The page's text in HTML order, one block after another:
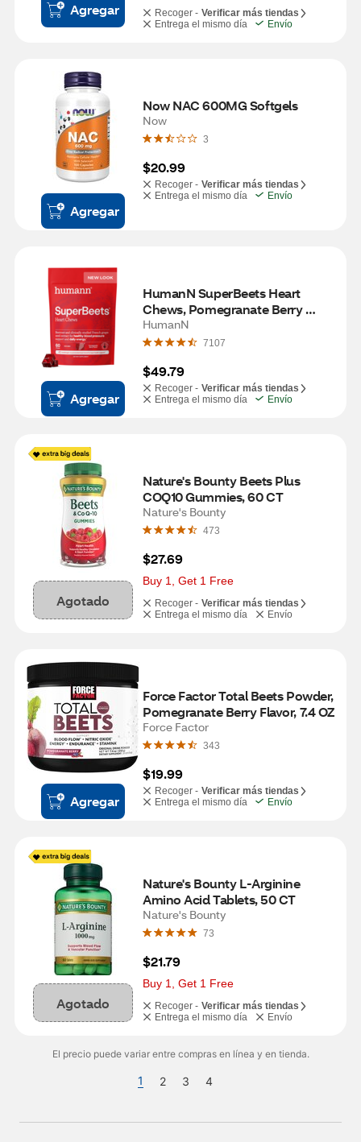
Agregar Recoger - Verificar más tiendas
Entrega el mismo día
Envío
Agregar
Now NAC 600MG Softgels
Now
3
$20.99
Recoger - Verificar más tiendas
Entrega el mismo día
Envío
Agregar
HumanN SuperBeets Heart
Chews, Pomegranate Berry
flavor
HumanN
7107
$49.79
Recoger - Verificar más tiendas
Entrega el mismo día
Envío
Agotado
Nature's Bounty Beets Plus
COQ10 Gummies, 60 CT
Nature's Bounty
473
$27.69
Buy 1, Get 1 Free
Recoger - Verificar más tiendas
Entrega el mismo día
Envío
Agregar
Force Factor Total Beets Powder,
Pomegranate Berry Flavor, 7.4 OZ
Force Factor
343
$19.99
Recoger - Verificar más tiendas
Entrega el mismo día
Envío
Agotado
Nature's Bounty L-Arginine
Amino Acid Tablets, 50 CT
Nature's Bounty
73
$21.79
Buy 1, Get 1 Free
Recoger - Verificar más tiendas
Entrega el mismo día
Envío
El precio puede variar entre compras en línea y en tienda.
1 2 3 4